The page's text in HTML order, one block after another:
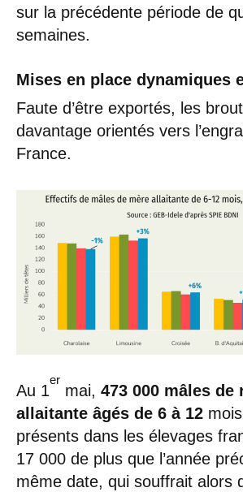
sur la précédente période de
semaines.
Mises en place dynamiques
Faute d’être exportés, les
davantage orientés vers
France.
Au 1
er
mai, 473 000 mâles de
allaitante âgés de 6 à 12
présents dans les élevages
17 000 de plus que l’année
même date, qui souffrait alors